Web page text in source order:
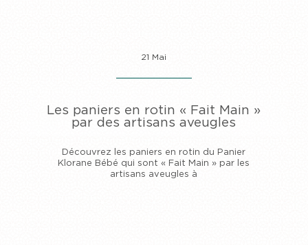
21 Mai
Les paniers en rotin « Fait Main »
par des artisans aveugles
Découvrez les paniers en rotin du Panier
Klorane Bébé qui sont « Fait Main » par les
artisans aveugles à